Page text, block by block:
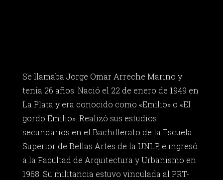
Se llamaba Jorge Omar Arreche Marino y
tenía 26 años. Nació el 22 de enero de 1949 en
La Plata y era conocido como «Emilio» o «El
gordo Emilio». Realizó sus estudios
secundarios en el Bachillerato de la Escuela
Superior de Bellas Artes de la UNLP, e ingresó
a la Facultad de Arquitectura y Urbanismo en
1968. Su militancia estuvo vinculada al PRT-